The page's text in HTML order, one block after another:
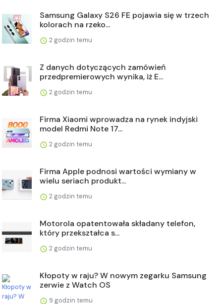
Samsung Galaxy S26 FE pojawia się w trzech
kolorach na rzeko...
2 godzin temu
Z danych dotyczących zamówień
przedpremierowych wynika, iż E...
2 godzin temu
Firma Xiaomi wprowadza na rynek indyjski
model Redmi Note 17...
2 godzin temu
Firma Apple podnosi wartości wymiany w
wielu seriach produkt...
2 godzin temu
Motorola opatentowała składany telefon,
który przekształca s...
2 godzin temu
Kłopoty w raju? W nowym zegarku Samsung
zerwie z Watch OS
9 godzin temu